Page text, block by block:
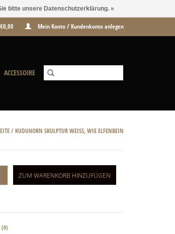
Mein Konto / Kundenkonto anlegen
ACCESSOIRE
/KUDUHORN SKULPTUR WEISS, WIE ELFENBEIN
ZUM WARENKORB HINZUFÜGEN
(0)
bitte unsere Datenschutzerklärung. »